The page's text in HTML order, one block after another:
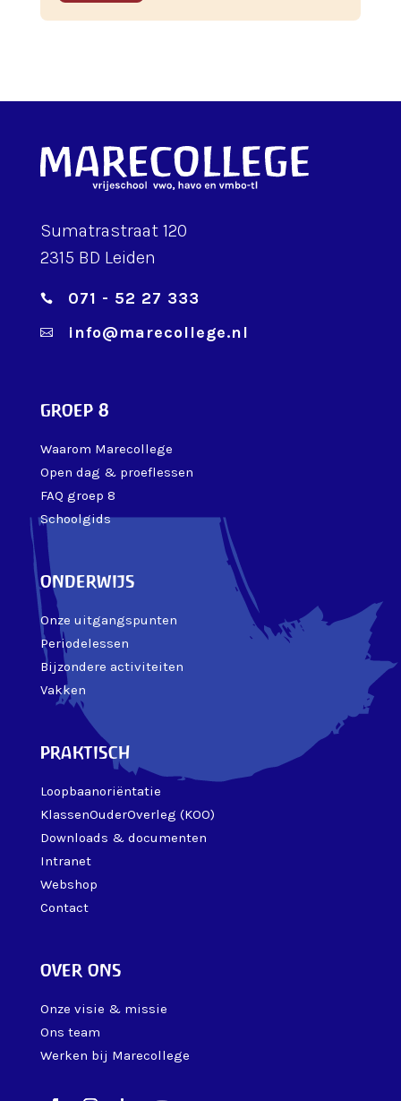
Sumatrastraat 120
2315 BD Leiden
 071 - 52 27 333
 info@marecollege.nl
groep 8
Waarom Marecollege
Open dag & proeflessen
FAQ groep 8
Schoolgids
onderwijs
Onze uitgangspunten
Periodelessen
Bijzondere activiteiten
Vakken
praktisch
Loopbaanoriëntatie
KlassenOuderOverleg (KOO)
Downloads & documenten
Intranet
Webshop
Contact
over ons
Onze visie & missie
Ons team
Werken bij Marecollege